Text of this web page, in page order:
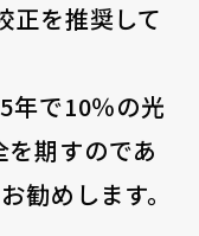
正を推奨して
年で10％の光
期すのであ
勧めします。